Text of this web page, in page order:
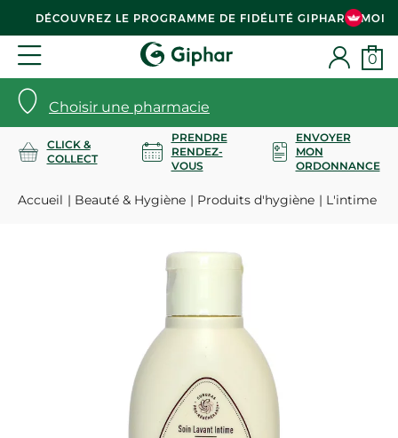
DÉCOUVREZ LE PROGRAMME DE FIDÉLITÉ GIPHAR & MOI
Choisir une pharmacie
0
CLICK &
COLLECT
PRENDRE
RENDEZ-
VOUS
ENVOYER
MON
ORDONNANCE
Accueil Beauté & Hygiène Produits d'hygiène L'intime